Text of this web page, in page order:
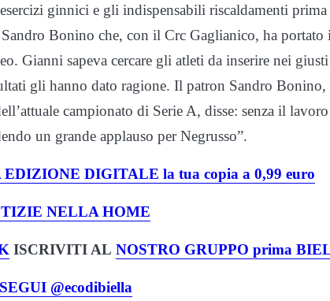
ginnici e gli indispensabili riscaldamenti
Bonino che, con il Crc Gaglianico, ha portato
Gianni sapeva cercare gli atleti da inserire nei
gli hanno dato ragione. Il patron Sandro Bonino,
campionato di Serie A, disse: senza il
un grande applauso per Negrusso”.
DIGITALE la tua copia a 0,99 euro
NELLA HOME
ISCRIVITI AL NOSTRO GRUPPO prima
SEGUI @ecodibiella